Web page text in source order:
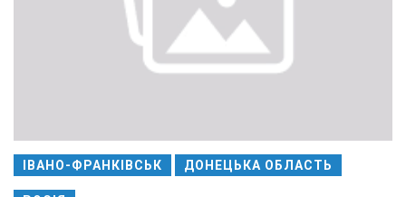
ІВАНО-ФРАНКІВСЬК ДОНЕЦЬКА ОБЛАСТЬ